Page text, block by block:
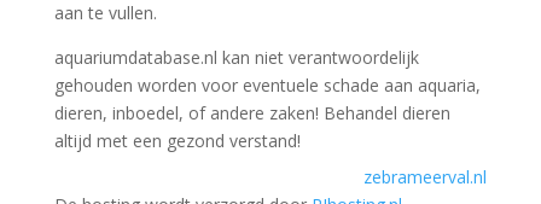
aan te vullen.
aquariumdatabase.nl kan niet verantwoordelijk
gehouden worden voor eventuele schade aan aquaria,
dieren, inboedel, of andere zaken! Behandel dieren
altijd met een gezond verstand!
zebrameerval.nl